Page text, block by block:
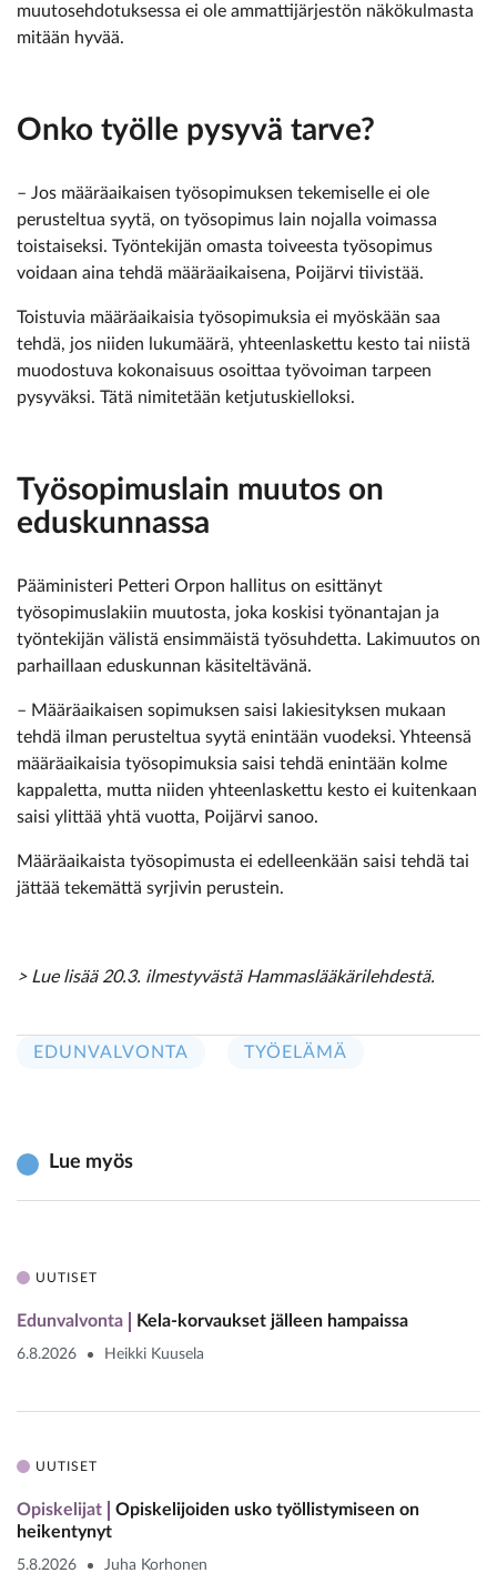
muutosehdotuksessa ei ole ammattijärjestön näkökulmasta
mitään hyvää.
Onko työlle pysyvä tarve?
– Jos määräaikaisen työsopimuksen tekemiselle ei ole
perusteltua syytä, on työsopimus lain nojalla voimassa
toistaiseksi. Työntekijän omasta toiveesta työsopimus
voidaan aina tehdä määräaikaisena, Poijärvi tiivistää.
Toistuvia määräaikaisia työsopimuksia ei myöskään saa
tehdä, jos niiden lukumäärä, yhteenlaskettu kesto tai niistä
muodostuva kokonaisuus osoittaa työvoiman tarpeen
pysyväksi. Tätä nimitetään ketjutuskielloksi.
Työsopimuslain muutos on
eduskunnassa
Pääministeri Petteri Orpon hallitus on esittänyt
työsopimuslakiin muutosta, joka koskisi työnantajan ja
työntekijän välistä ensimmäistä työsuhdetta. Lakimuutos on
parhaillaan eduskunnan käsiteltävänä.
– Määräaikaisen sopimuksen saisi lakiesityksen mukaan
tehdä ilman perusteltua syytä enintään vuodeksi. Yhteensä
määräaikaisia työsopimuksia saisi tehdä enintään kolme
kappaletta, mutta niiden yhteenlaskettu kesto ei kuitenkaan
saisi ylittää yhtä vuotta, Poijärvi sanoo.
Määräaikaista työsopimusta ei edelleenkään saisi tehdä tai
jättää tekemättä syrjivin perustein.
> Lue lisää 20.3. ilmestyvästä Hammaslääkärilehdestä.
EDUNVALVONTA TYÖELÄMÄ
Lue myös
UUTISET
Edunvalvonta Kela-korvaukset jälleen hampaissa
6.8.2026 Heikki Kuusela
UUTISET
Opiskelijat
Opiskelijoiden usko työllistymiseen on
heikentynyt
5.8.2026 Juha Korhonen